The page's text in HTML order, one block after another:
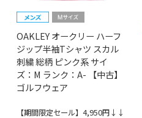
OAKLEY オークリー ハーフ
ジップ半袖Tシャツ スカル
刺繍 総柄 ピンク系 サイ
ズ：M ランク：A- 【中古】
ゴルフウェア
【期間限定セール】4,950円↓↓